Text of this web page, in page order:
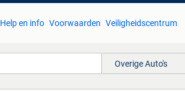
Help en info Voorwaarden Veiligheidscentrum
Overige Auto's